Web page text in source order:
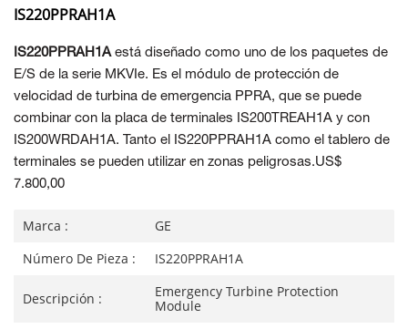
IS220PPRAH1A
IS220PPRAH1Aestá diseñado como uno de los paquetes de
E/S de la serie MKVIe. Es el módulo de protección de
velocidad de turbina de emergencia PPRA, que se puede
combinar con la placa de terminales IS200TREAH1A y con
IS200WRDAH1A. Tanto el IS220PPRAH1A como el tablero de
terminales se pueden utilizar en zonas peligrosas.US$
7.800,00
Marca :
GE
Número De Pieza :
IS220PPRAH1A
Descripción :
Emergency Turbine Protection
Module